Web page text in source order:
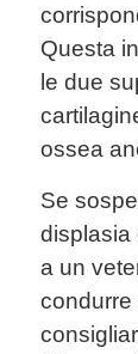
Questa
le due
ossea
Se
displasia
a un
condurre